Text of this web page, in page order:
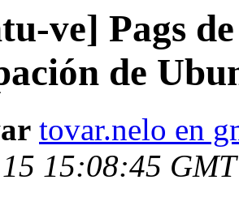
ve] Pags
de
tovar.nelo en
15:08:45